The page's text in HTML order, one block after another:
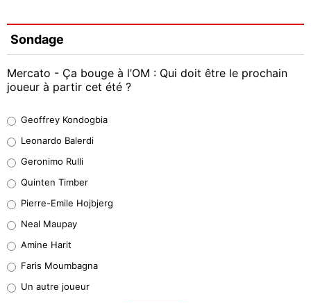
Sondage
Mercato - Ça bouge à l’OM : Qui doit être le prochain
joueur à partir cet été ?
38%
32%
5%
1%
9%
Geoffrey Kondogbia
Leonardo Balerdi
Geronimo Rulli
Quinten Timber
Pierre-Emile Hojbjerg
Neal Maupay
Amine Harit
Faris Moumbagna
Un autre joueur